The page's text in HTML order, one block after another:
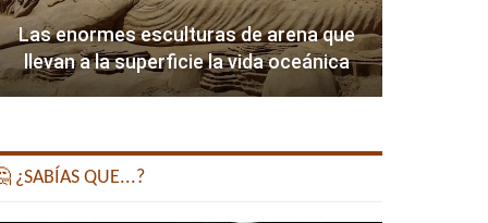
Las enormes esculturas de arena que
llevan a la superficie la vida oceánica
¿SABÍAS QUE...?